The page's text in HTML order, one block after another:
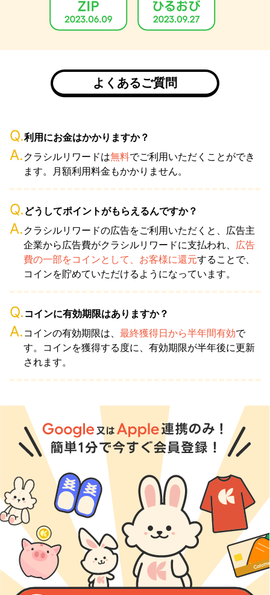
よくあるご質問
Q.利用にお金はかかりますか？
A. クラシルリワードは無料でご利用いただくことができ
ます。月額利用料金もかかりません。
Q. どうしてポイントがもらえるんですか？
A. クラシルリワードの広告をご利用いただくと、広告主
企業から広告費がクラシルリワードに支払われ、 広告
費の一部をコインとして、お客様に還元することで、
コインを貯めていただけるようになっています。
Q. コインに有効期限はありますか？
A. コインの有効期限は、 最終獲得日から半年間有効で
す。コインを獲得する度に、有効期限が半年後に更新
されます。